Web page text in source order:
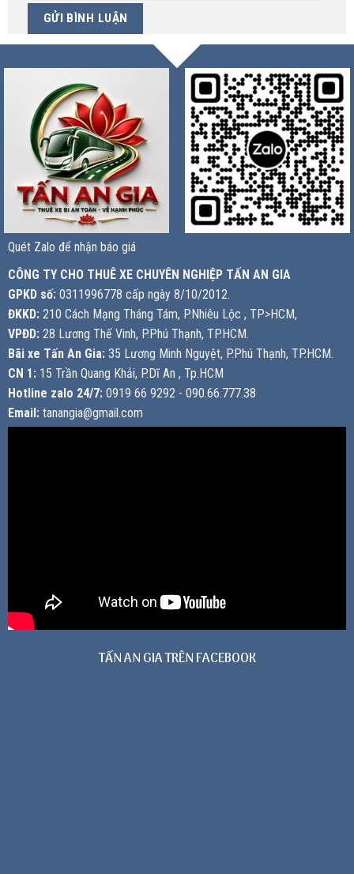
Quét Zalo để nhận báo giá
CÔNG TY CHO THUÊ XE CHUYÊN NGHIỆP TẤN AN GIA
GPKD số: 0311996778 cấp ngày 8/10/2012.
ĐKKD: 210 Cách Mạng Tháng Tám, P.Nhiêu Lộc , TP>HCM,
VPĐD: 28 Lương Thế Vinh, P.Phú Thạnh, TP.HCM.
Bãi xe Tấn An Gia: 35 Lương Minh Nguyệt, P.Phú Thạnh, TP.HCM.
CN 1: 15 Trần Quang Khải, P.Dĩ An , Tp.HCM
Hotline zalo 24/7: 0919 66 9292 - 090.66.777.38
Email: tanangia@gmail.com
TẤN AN GIA TRÊN FACEBOOK